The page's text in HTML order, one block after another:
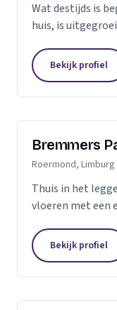
Wat destijds is
huis, is
mogelijkheden
Bekijk profiel
Bremmers
Roermond, Limburg
Thuis in het
vloeren met een
soorten laminaat
Bekijk profiel